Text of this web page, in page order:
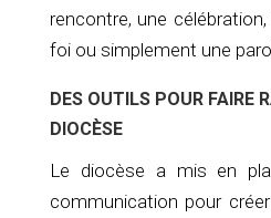
rencontre, une
foi ou simplement une
DES OUTILS POUR FAIRE
DIOCÈSE
Le diocèse a mis en
communication pour